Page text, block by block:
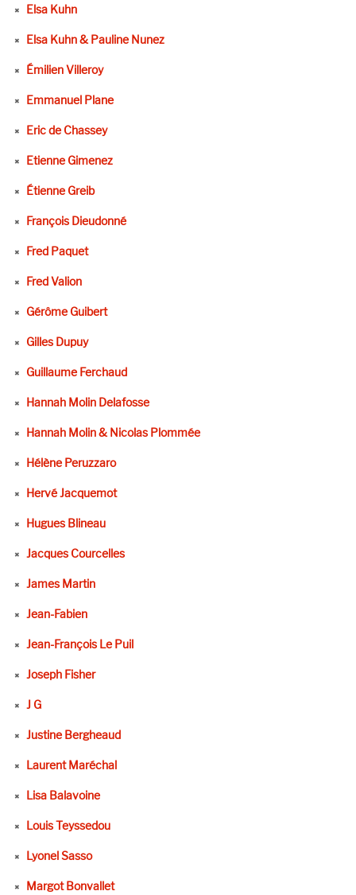
Elsa Kuhn
Elsa Kuhn & Pauline Nunez
Émilien Villeroy
Emmanuel Plane
Eric de Chassey
Etienne Gimenez
Étienne Greib
François Dieudonné
Fred Paquet
Fred Valion
Gérôme Guibert
Gilles Dupuy
Guillaume Ferchaud
Hannah Molin Delafosse
Hannah Molin & Nicolas Plommée
Hélène Peruzzaro
Hervé Jacquemot
Hugues Blineau
Jacques Courcelles
James Martin
Jean-Fabien
Jean-François Le Puil
Joseph Fisher
J G
Justine Bergheaud
Laurent Maréchal
Lisa Balavoine
Louis Teyssedou
Lyonel Sasso
Margot Bonvallet